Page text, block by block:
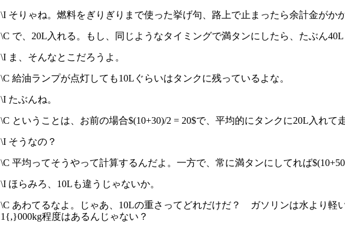
\I そりゃね。燃料をぎりぎりまで使った挙げ句、路上で止まったら余計金がかか
\C で、20L入れる。もし、同じようなタイミングで満タンにしたら、たぶん40L
\I ま、そんなとこだろうよ。
\C 給油ランプが点灯しても10Lぐらいはタンクに残っているよな。
\I たぶんね。
\C ということは、お前の場合$(10+30)/2 = 20$で、平均的にタンクに20L入れて
\I そうなの？
\C 平均ってそうやって計算するんだよ。一方で、常に満タンにしてれば
\I ほらみろ、10Lも違うじゃないか。
\C あわてるなよ。じゃあ、10Lの重さってどれだけだ？ ガソリンは水より軽
1{,}000kg程度はあるんじゃない？